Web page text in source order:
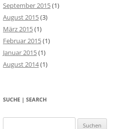
September 2015(1)
August 2015(3)
März 2015(1)
Februar 2015(1)
Januar 2015(1)
August 2014(1)
SUCHE | SEARCH